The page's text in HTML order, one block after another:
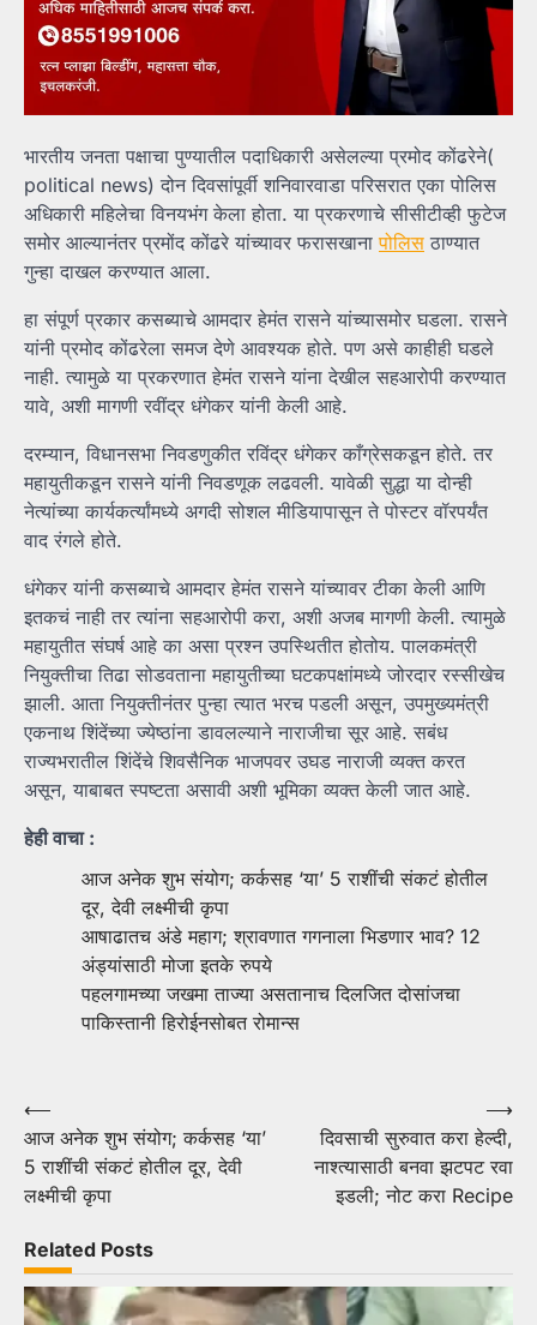
भारतीय जनता पक्षाचा पुण्यातील पदाधिकारी असेलल्या प्रमोद कोंढरेने(
political news) दोन दिवसांपूर्वी शनिवारवाडा परिसरात एका पोलिस
अधिकारी महिलेचा विनयभंग केला होता. या प्रकरणाचे सीसीटीव्ही फुटेज
समोर आल्यानंतर प्रमोंद कोंढरे यांच्यावर फरासखानापोलिस ठाण्यात
गुन्हा दाखल करण्यात आला.
हा संपूर्ण प्रकार कसब्याचे आमदार हेमंत रासने यांच्यासमोर घडला. रासने
यांनी प्रमोद कोंढरेला समज देणे आवश्यक होते. पण असे काहीही घडले
नाही. त्यामुळे या प्रकरणात हेमंत रासने यांना देखील सहआरोपी करण्यात
यावे, अशी मागणी रवींद्र धंगेकर यांनी केली आहे.
दरम्यान, विधानसभा निवडणुकीत रविंद्र धंगेकर काँग्रेसकडून होते. तर
महायुतीकडून रासने यांनी निवडणूक लढवली. यावेळी सुद्धा या दोन्ही
नेत्यांच्या कार्यकर्त्यांमध्ये अगदी सोशल मीडियापासून ते पोस्टर वॉरपर्यंत
वाद रंगले होते.
धंगेकर यांनी कसब्याचे आमदार हेमंत रासने यांच्यावर टीका केली आणि
इतकचं नाही तर त्यांना सहआरोपी करा, अशी अजब मागणी केली. त्यामुळे
महायुतीत संघर्ष आहे का असा प्रश्न उपस्थितीत होतोय. पालकमंत्री
नियुक्तीचा तिढा सोडवताना महायुतीच्या घटकपक्षांमध्ये जोरदार रस्सीखेच
झाली. आता नियुक्तीनंतर पुन्हा त्यात भरच पडली असून, उपमुख्यमंत्री
एकनाथ शिंदेंच्या ज्येष्ठांना डावलल्याने नाराजीचा सूर आहे. सबंध
राज्यभरातील शिंदेंचे शिवसैनिक भाजपवर उघड नाराजी व्यक्त करत
असून, याबाबत स्पष्टता असावी अशी भूमिका व्यक्त केली जात आहे.
हेही वाचा :
आज अनेक शुभ संयोग; कर्कसह ‘या’ 5 राशींची संकटं होतील
दूर, देवी लक्ष्मीची कृपा
आषाढातच अंडे महाग; श्रावणात गगनाला भिडणार भाव? 12
अंड्यांसाठी मोजा इतके रुपये
पहलगामच्या जखमा ताज्या असतानाच दिलजित दोसांजचा
पाकिस्तानी हिरोईनसोबत रोमान्स
Post
navigation
⟵
आज अनेक शुभ संयोग; कर्कसह ‘या’
5 राशींची संकटं होतील दूर, देवी
लक्ष्मीची कृपा
दिवसाची सुरुवात करा हेल्दी,
नाश्त्यासाठी बनवा झटपट रवा
इडली; नोट करा Recipe
⟶
Related Posts